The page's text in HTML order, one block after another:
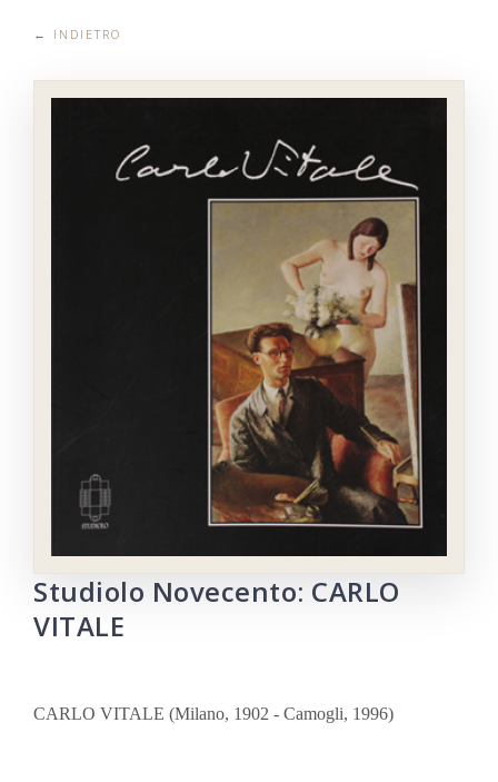
← INDIETRO
Studiolo Novecento: CARLO
VITALE
CARLO VITALE (Milano, 1902 - Camogli, 1996)